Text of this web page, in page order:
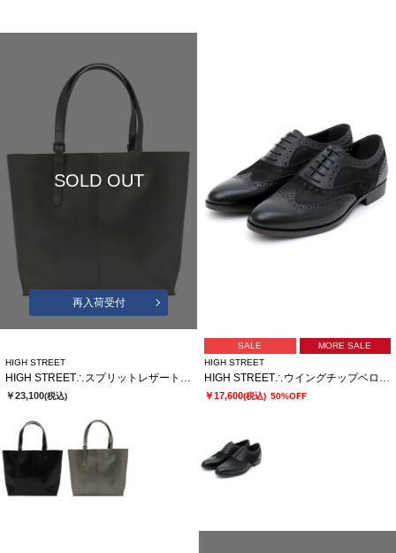
SOLD OUT
再入荷受付
HIGH STREET
￥23,100(税込)
SALE
MORE SALE
HIGH STREET
￥17,600(税込) 50%OFF